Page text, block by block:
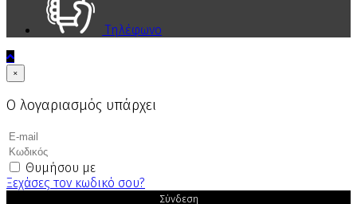
Τηλέφωνο
×
Ο λογαριασμός υπάρχει
Θυμήσου με
Ξεχάσες τον κωδικό σου?
Σύνδεση